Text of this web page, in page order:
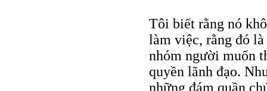
Tôi biết rằng nó
làm việc, rằng đó
nhóm người muốn
quyền lãnh đạo.
những đám quần